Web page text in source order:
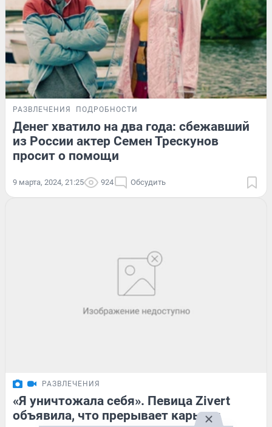
РАЗВЛЕЧЕНИЯ ПОДРОБНОСТИ
Денег хватило на два года: сбежавший
из России актер Семен Трескунов
просит о помощи
9 марта, 2024, 21:25 924 Обсудить
РАЗВЛЕЧЕНИЯ
«Я уничтожала себя». Певица Zivert
объявила, что прерывает карьеру